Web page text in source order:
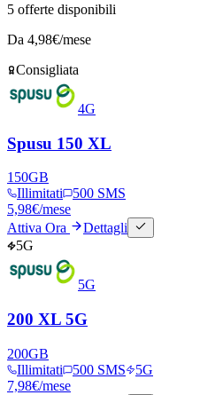
5 offerte disponibili
Da 4,98€/mese
Consigliata
4G
Spusu 150 XL
150GB
Illimitati
500 SMS
5,98€/mese
Attiva Ora
Dettagli
5G
5G
200 XL 5G
200GB
Illimitati
500 SMS
5G
7,98€/mese